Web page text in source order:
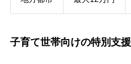
子育て世帯向けの特別支援